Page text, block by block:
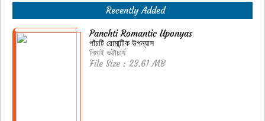
Recently Added
Panchti Romantic Uponyas
পাঁচটি রোমান্টিক উপন্যাস
নিমাই ভট্টাচার্য
File Size : 23.61 MB